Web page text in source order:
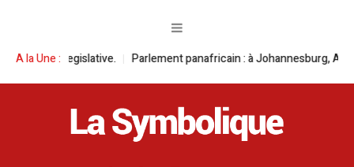
A la Une :Parlement panafricain : à Johannesburg, Aimé Boji Sangara